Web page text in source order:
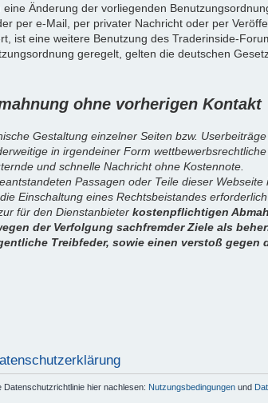
Änderung der vorliegenden
per e-Mail, per privater Nachricht oder per
ist eine weitere Benutzung des Traderinside-
geregelt, gelten die deutschen
ohne vorherigen Kontakt
Gestaltung einzelner Seiten bzw.
in irgendeiner Form
und schnelle Nachricht ohne Kostennote.
Passagen oder Teile dieser
Einschaltung eines Rechtsbeistandes erforderlich
für den Dienstanbieter kostenpflichtigen
der Verfolgung sachfremder Ziele als
Treibfeder, sowie einen verstoß
hier nachlesen: Nutzungsbedingungen und